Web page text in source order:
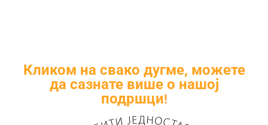
Кликом на свако дугме, можете
да сазнате више о нашој
подршци!